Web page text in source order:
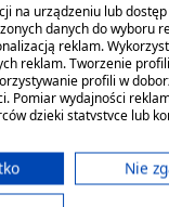
produktu z
lekarzowi lub
przyjmowanych
na urządzeniu lub
danych do wyboru
reklam.
reklam. Tworzenie
profili w
Pomiar wydajności
dzięki statystyce lub
treści.
poza Unię Europejską i
dotyczą wyłącznie tej
Nie